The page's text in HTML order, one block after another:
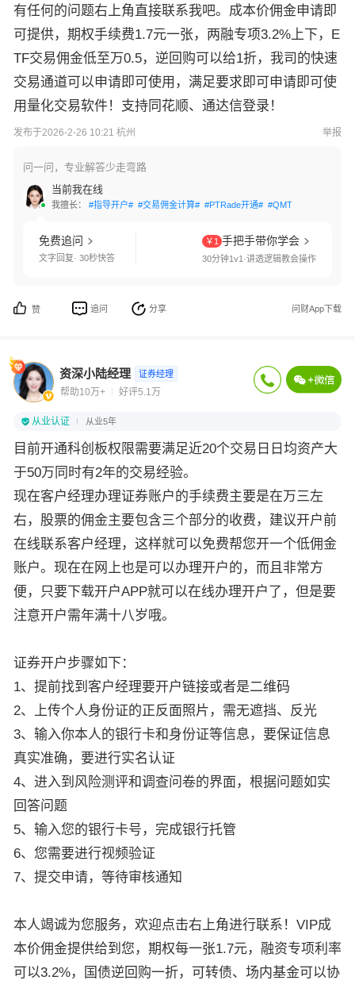
有任何的问题右上角直接联系我吧。成本价佣金申请即
可提供，期权手续费1.7元一张，两融专项3.2%上下，E
TF交易佣金低至万0.5，逆回购可以给1折，我司的快速
交易通道可以申请即可使用，满足要求即可申请即可使
用量化交易软件！支持同花顺、通达信登录！
发布于2026-2-26 10:21 杭州 举报
问一问，专业解答少走弯路
当前我在线
我擅长： #指导开户# #交易佣金计算# #PTRade开通# #QMT开通#
免费追问
文字回复· 30秒快答
￥1 手把手带你学会
30分钟1v1·讲透逻辑教会操作
赞 追问 分享 问财App下载
资深小陆经理 证券经理
帮助10万+ 好评5.1万
从业认证 从业5年
目前开通科创板权限需要满足近20个交易日日均资产大
于50万同时有2年的交易经验。
现在客户经理办理证券账户的手续费主要是在万三左
右，股票的佣金主要包含三个部分的收费，建议开户前
在线联系客户经理，这样就可以免费帮您开一个低佣金
账户。现在在网上也是可以办理开户的，而且非常方
便，只要下载开户APP就可以在线办理开户了，但是要
注意开户需年满十八岁哦。
证券开户步骤如下：
1、提前找到客户经理要开户链接或者是二维码
2、上传个人身份证的正反面照片，需无遮挡、反光
3、输入你本人的银行卡和身份证等信息，要保证信息
真实准确，要进行实名认证
4、进入到风险测评和调查问卷的界面，根据问题如实
回答问题
5、输入您的银行卡号，完成银行托管
6、您需要进行视频验证
7、提交申请，等待审核通知
本人竭诚为您服务，欢迎点击右上角进行联系！VIP成
本价佣金提供给到您，期权每一张1.7元，融资专项利率
可以3.2%，国债逆回购一折，可转债、场内基金可以协